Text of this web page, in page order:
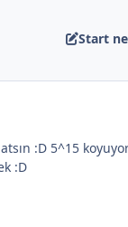
Start
:D 5^15
:D